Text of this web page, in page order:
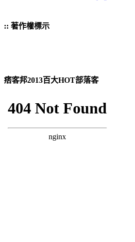
:: 著作權標示
痞客邦2013百大HOT部落客